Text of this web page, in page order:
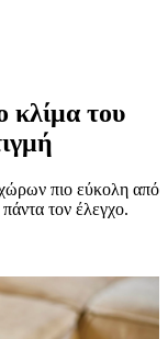
κλίμα του
πιο εύκολη από
τον έλεγχο.